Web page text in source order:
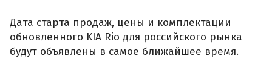
Дата старта продаж, цены и комплектации
обновленного KIA Rio для российского рынка
будут объявлены в самое ближайшее время.